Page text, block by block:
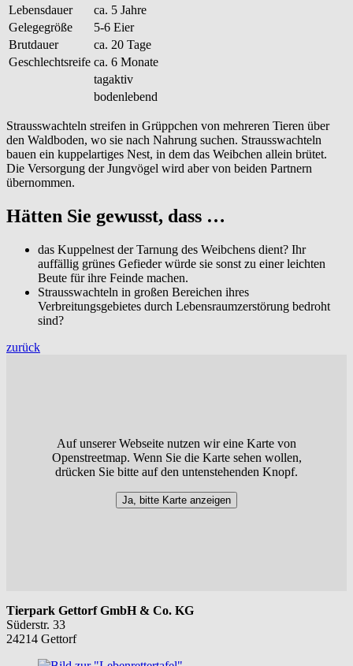
Lebensdauer
ca. 5 Jahre
Gelegegröße
5-6 Eier
Brutdauer
ca. 20 Tage
Geschlechtsreife ca. 6 Monate
tagaktiv
bodenlebend
Strausswachteln streifen in Grüppchen von mehreren Tieren über
den Waldboden, wo sie nach Nahrung suchen. Strausswachteln
bauen ein kuppelartiges Nest, in dem das Weibchen allein brütet.
Die Versorgung der Jungvögel wird aber von beiden Partnern
übernommen.
Hätten Sie gewusst, dass …
das Kuppelnest der Tarnung des Weibchens dient? Ihr
auffällig grünes Gefieder würde sie sonst zu einer leichten
Beute für ihre Feinde machen.
Strausswachteln in großen Bereichen ihres
Verbreitungsgebietes durch Lebensraumzerstörung bedroht
sind?
zurück
Auf unserer Webseite nutzen wir eine Karte von
Openstreetmap. Wenn Sie die Karte sehen wollen,
drücken Sie bitte auf den untenstehenden Knopf.
Ja, bitte Karte anzeigen
Tierpark Gettorf GmbH & Co. KG
Süderstr. 33
24214 Gettorf